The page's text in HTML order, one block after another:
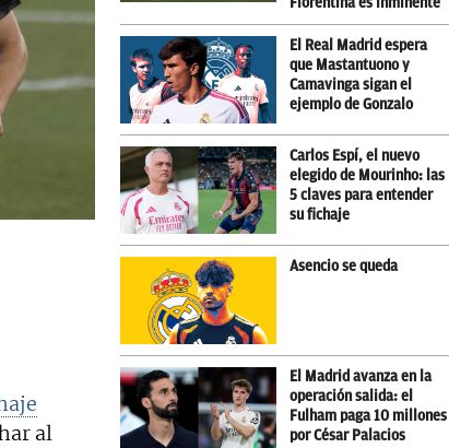
al
El Real Madrid espera
que Mastantuono y
Camavinga sigan el
ejemplo de Gonzalo
Carlos Espí, el nuevo
elegido de Mourinho: las
5 claves para entender
su fichaje
Asencio se queda
El Madrid avanza en la
operación salida: el
Fulham paga 10 millones
por César Palacios